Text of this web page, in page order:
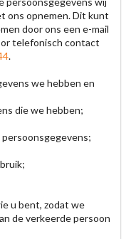
ons opnemen. Dit kunt
door ons een e-mail
telefonisch contact
.
we hebben en
die we hebben;
u bent, zodat we
de verkeerde persoon